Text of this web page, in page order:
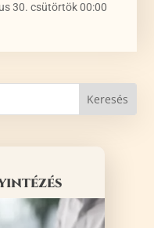
30. csütörtök 00:00